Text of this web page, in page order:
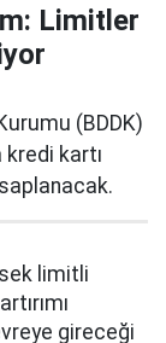
Limitler
(BDDK)
kartı
limitli
gireceği